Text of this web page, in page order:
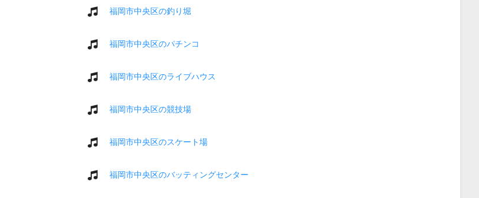
福岡市中央区の釣り堀
福岡市中央区のパチンコ
福岡市中央区のライブハウス
福岡市中央区の競技場
福岡市中央区のスケート場
福岡市中央区のバッティングセンター